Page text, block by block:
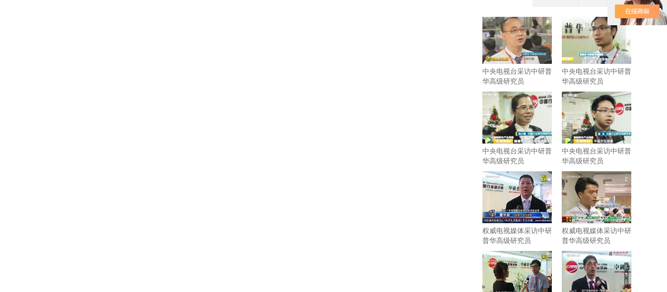
中央电视台采访中研普
华高级研究员
中央电视台采访中研普
华高级研究员
中央电视台采访中研普
华高级研究员
中央电视台采访中研普
华高级研究员
权威电视媒体采访中研
普华高级研究员
权威电视媒体采访中研
普华高级研究员